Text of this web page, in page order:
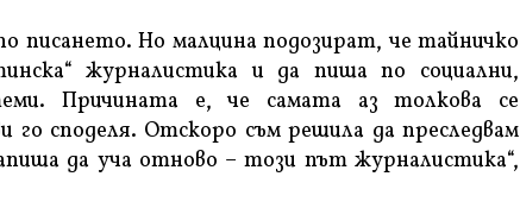
писането. Но малцина подозират, че тайничко
журналистика и да пиша по социални,
Причината е, че самата аз толкова се
го споделя. Отскоро съм решила да преследвам
да уча отново – този път журналистика“,